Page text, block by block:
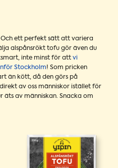
Och ett perfekt sätt att variera
alspånsrökt tofu gör även du
inte minst för att vi
Stockholm! Som pricken
än kött, då den görs på
av oss människor istället för
äts av människan. Snacka om